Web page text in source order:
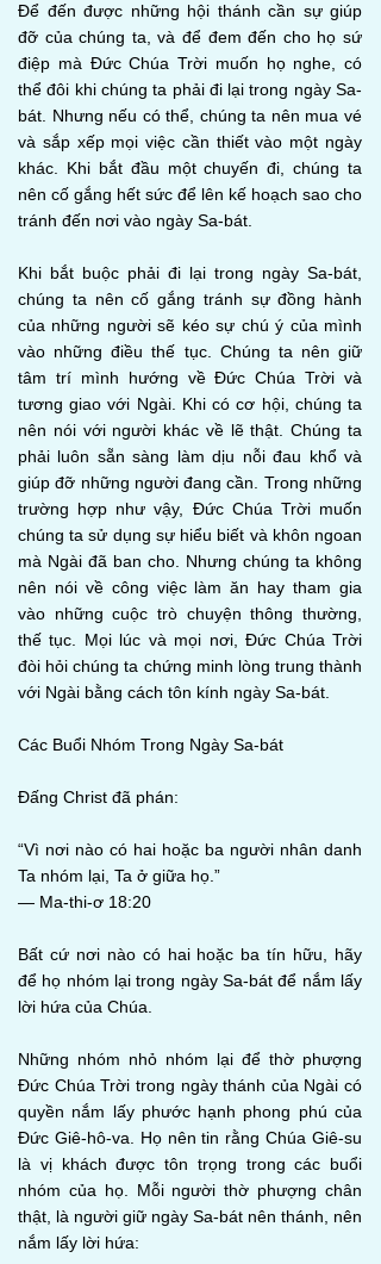
Để đến được những hội thánh cần sự giúp
đỡ của chúng ta, và để đem đến cho họ sứ
điệp mà Đức Chúa Trời muốn họ nghe, có
thể đôi khi chúng ta phải đi lại trong ngày Sa-
bát. Nhưng nếu có thể, chúng ta nên mua vé
và sắp xếp mọi việc cần thiết vào một ngày
khác. Khi bắt đầu một chuyến đi, chúng ta
nên cố gắng hết sức để lên kế hoạch sao cho
tránh đến nơi vào ngày Sa-bát.
Khi bắt buộc phải đi lại trong ngày Sa-bát,
chúng ta nên cố gắng tránh sự đồng hành
của những người sẽ kéo sự chú ý của mình
vào những điều thế tục. Chúng ta nên giữ
tâm trí mình hướng về Đức Chúa Trời và
tương giao với Ngài. Khi có cơ hội, chúng ta
nên nói với người khác về lẽ thật. Chúng ta
phải luôn sẵn sàng làm dịu nỗi đau khổ và
giúp đỡ những người đang cần. Trong những
trường hợp như vậy, Đức Chúa Trời muốn
chúng ta sử dụng sự hiểu biết và khôn ngoan
mà Ngài đã ban cho. Nhưng chúng ta không
nên nói về công việc làm ăn hay tham gia
vào những cuộc trò chuyện thông thường,
thế tục. Mọi lúc và mọi nơi, Đức Chúa Trời
đòi hỏi chúng ta chứng minh lòng trung thành
với Ngài bằng cách tôn kính ngày Sa-bát.
Các Buổi Nhóm Trong Ngày Sa-bát
Đấng Christ đã phán:
“Vì nơi nào có hai hoặc ba người nhân danh
Ta nhóm lại, Ta ở giữa họ.”
— Ma-thi-ơ 18:20
Bất cứ nơi nào có hai hoặc ba tín hữu, hãy
để họ nhóm lại trong ngày Sa-bát để nắm lấy
lời hứa của Chúa.
Những nhóm nhỏ nhóm lại để thờ phượng
Đức Chúa Trời trong ngày thánh của Ngài có
quyền nắm lấy phước hạnh phong phú của
Đức Giê-hô-va. Họ nên tin rằng Chúa Giê-su
là vị khách được tôn trọng trong các buổi
nhóm của họ. Mỗi người thờ phượng chân
thật, là người giữ ngày Sa-bát nên thánh, nên
nắm lấy lời hứa: